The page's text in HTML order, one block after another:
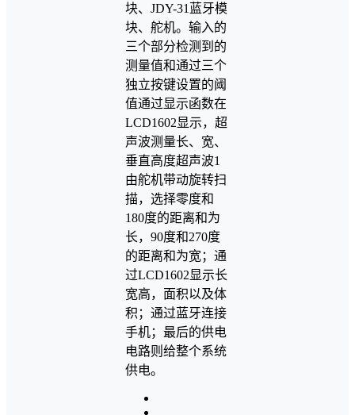
块、JDY-31蓝牙模
块、舵机。输入的
三个部分检测到的
测量值和通过三个
独立按键设置的阈
值通过显示函数在
LCD1602显示，超
声波测量长、宽、
垂直高度超声波1
由舵机带动旋转扫
描，选择零度和
180度的距离和为
长，90度和270度
的距离和为宽；通
过LCD1602显示长
宽高，面积以及体
积；通过蓝牙连接
手机；最后的供电
电路则给整个系统
供电。